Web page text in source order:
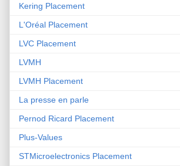
Kering Placement
L'Oréal Placement
LVC Placement
LVMH
LVMH Placement
La presse en parle
Pernod Ricard Placement
Plus-Values
STMicroelectronics Placement